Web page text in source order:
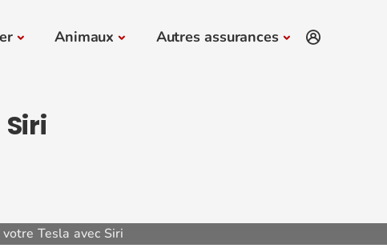
Animaux Autres assurances
Tesla avec Siri